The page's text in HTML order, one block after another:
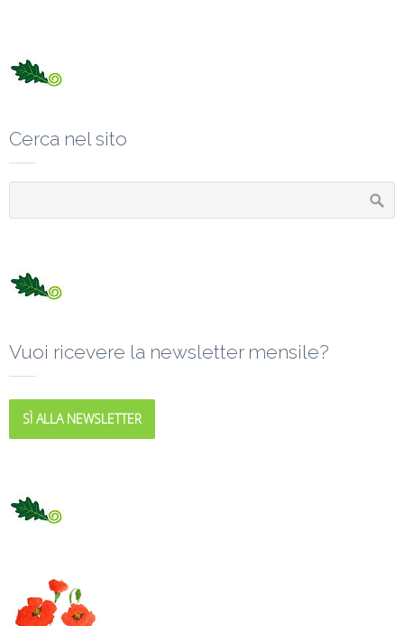
Cerca nel sito
Vuoi ricevere la newsletter mensile?
SÌ ALLA NEWSLETTER